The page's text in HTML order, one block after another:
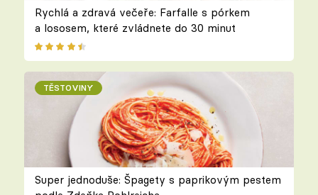
Rychlá a zdravá večeře: Farfalle s pórkem
a lososem, které zvládnete do 30 minut
TĚSTOVINY
Super jednoduše: Špagety s paprikovým pestem